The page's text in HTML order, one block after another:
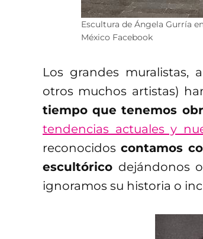
Escultura de Ángela Gurría
México Facebook
Los grandes muralistas,
otros muchos artistas)
tiempo que tenemos
tendencias actuales y
reconocidos contamos
escultórico dejándonos
ignoramos su historia o